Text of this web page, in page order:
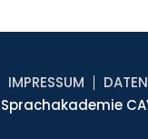
IMPRESSUM